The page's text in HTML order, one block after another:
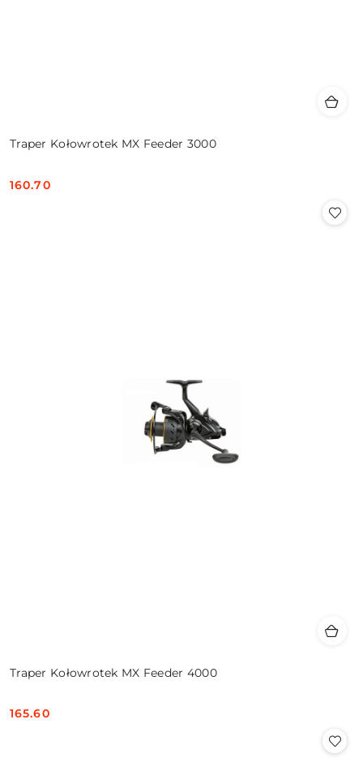
Traper Kołowrotek MX Feeder 3000
Cena:
160.70
Traper Kołowrotek MX Feeder 4000
Cena:
165.60